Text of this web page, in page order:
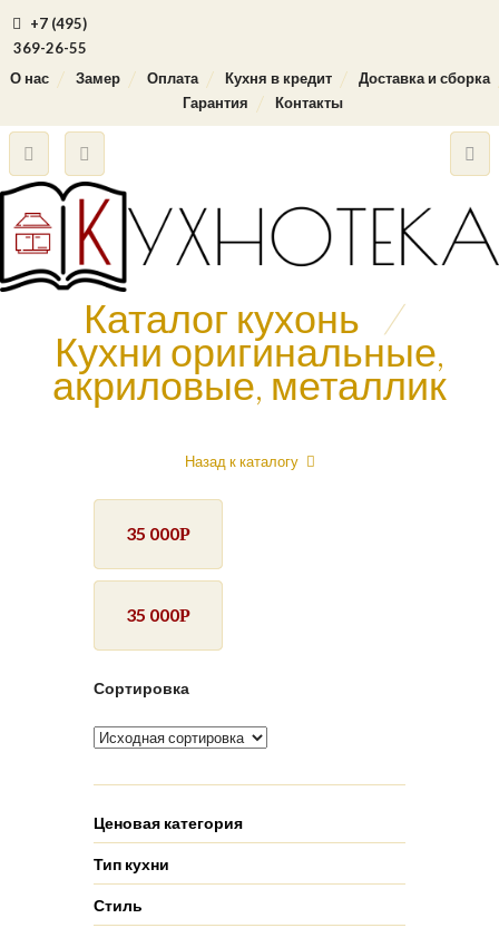
+7 (495)
369-26-55
О нас
Замер Оплата Кухня в кредит
Доставка и сборка
Гарантия
Контакты
Каталог кухонь /
Кухни оригинальные,
акриловые, металлик
Назад к каталогу
35 000Р
35 000Р
Сортировка
Ценовая категория
Тип кухни
Стиль